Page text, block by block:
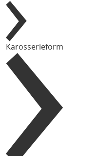
Karosserieform